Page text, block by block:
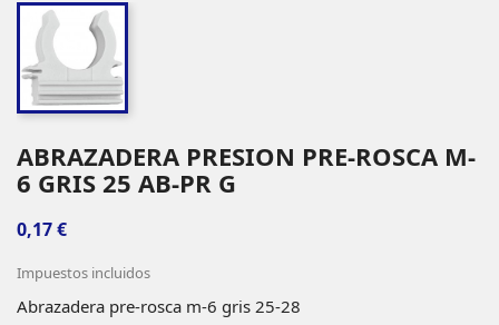
ABRAZADERA PRESION PRE-ROSCA M-
6 GRIS 25 AB-PR G
0,17 €
Impuestos incluidos
Abrazadera pre-rosca m-6 gris 25-28